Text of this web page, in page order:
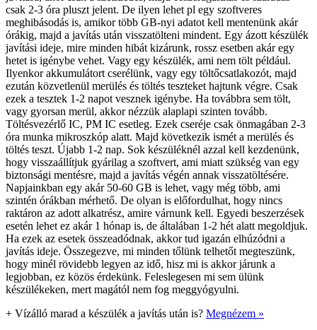
csak 2-3 óra pluszt jelent. De ilyen lehet pl egy szoftveres
meghibásodás is, amikor több GB-nyi adatot kell mentenünk akár
órákig, majd a javítás után visszatölteni mindent. Egy ázott készülék
javítási ideje, mire minden hibát kizárunk, rossz esetben akár egy
hetet is igénybe vehet. Vagy egy készülék, ami nem tölt például.
Ilyenkor akkumulátort cserélünk, vagy egy töltőcsatlakozót, majd
ezután közvetlenül merülés és töltés teszteket hajtunk végre. Csak
ezek a tesztek 1-2 napot vesznek igénybe. Ha továbbra sem tölt,
vagy gyorsan merül, akkor nézzük alaplapi szinten tovább.
Töltésvezérlő IC, PM IC esetleg. Ezek cseréje csak önmagában 2-3
óra munka mikroszkóp alatt. Majd következik ismét a merülés és
töltés teszt. Újabb 1-2 nap. Sok készüléknél azzal kell kezdenünk,
hogy visszaállítjuk gyárilag a szoftvert, ami miatt szükség van egy
biztonsági mentésre, majd a javítás végén annak visszatöltésére.
Napjainkban egy akár 50-60 GB is lehet, vagy még több, ami
szintén órákban mérhető. De olyan is előfordulhat, hogy nincs
raktáron az adott alkatrész, amire várnunk kell. Egyedi beszerzések
esetén lehet ez akár 1 hónap is, de általában 1-2 hét alatt megoldjuk.
Ha ezek az esetek összeadódnak, akkor tud igazán elhúzódni a
javítás ideje. Összegezve, mi minden tőlünk telhetőt megteszünk,
hogy minél rövidebb legyen az idő, hisz mi is akkor járunk a
legjobban, ez közös érdekünk. Feleslegesen mi sem ülünk
készülékeken, mert magától nem fog meggyógyulni.
+ Vízálló marad a készülék a javítás után is? Megnézem »